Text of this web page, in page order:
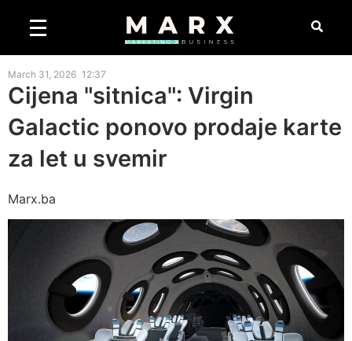
March 31, 2026 12:37
Cijena "sitnica": Virgin
Galactic ponovo prodaje karte
za let u svemir
Marx.ba